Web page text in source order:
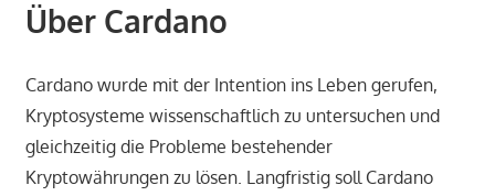
Über Cardano
Cardano wurde mit der Intention ins Leben gerufen,
Kryptosysteme wissenschaftlich zu untersuchen und
gleichzeitig die Probleme bestehender
Kryptowährungen zu lösen. Langfristig soll Cardano